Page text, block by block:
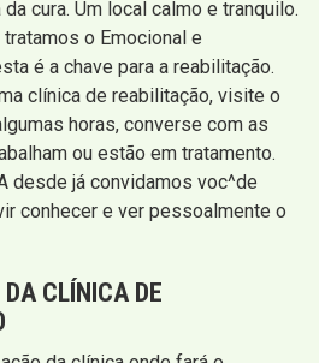
cura. Um local calmo e tranquilo.
o Emocional e
é a chave para a reabilitação.
clínica de reabilitação, visite o
horas, converse com as
ou estão em tratamento.
desde já convidamos voc^de
conhecer e ver pessoalmente o
CLÍNICA DE